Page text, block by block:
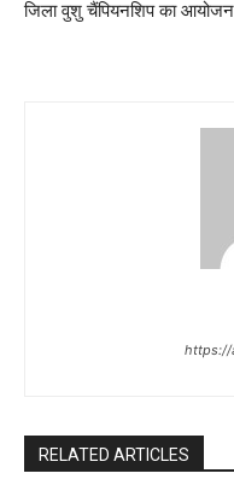
जिला वुशु चैंपियनशिप का आयोजन
https://
RELATED ARTICLES